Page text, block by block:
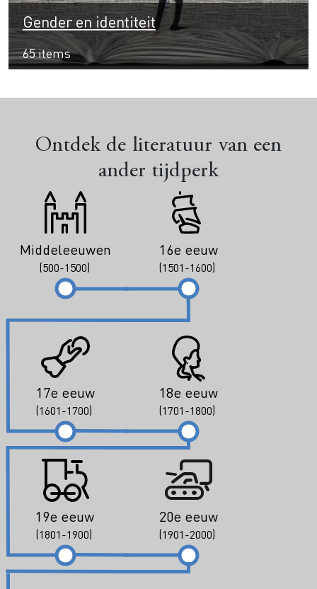
Gender en identiteit
65 items
Ontdek de literatuur van een
ander tijdperk
Middeleeuwen
(500-1500)
16e eeuw
(1501-1600)
17e eeuw
(1601-1700)
18e eeuw
(1701-1800)
19e eeuw
(1801-1900)
20e eeuw
(1901-2000)